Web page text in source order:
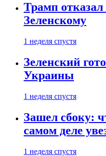
Трамп
Зеленскому
1 неделя спустя
Зеленский
Украины
1 неделя спустя
Зашел сбоку:
самом деле
1 неделя спустя